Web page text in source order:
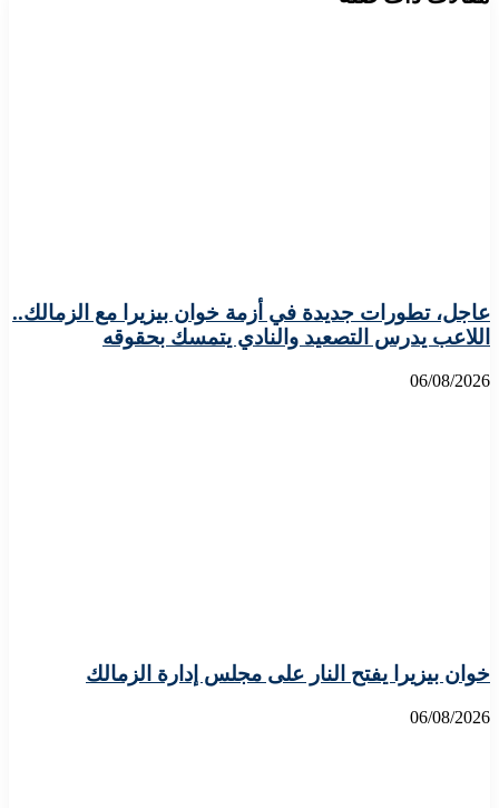
عاجل، تطورات جديدة في أزمة خوان بيزيرا مع الزمالك..
اللاعب يدرس التصعيد والنادي يتمسك بحقوقه
06/08/2026
خوان بيزيرا يفتح النار على مجلس إدارة الزمالك
06/08/2026